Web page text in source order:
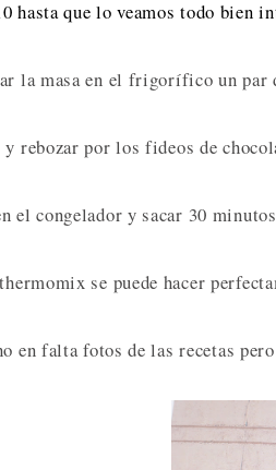
hasta que lo veamos todo bien
la masa en el frigorífico un par
y rebozar por los fideos de
el congelador y sacar 30
se puede hacer
en falta fotos de las recetas